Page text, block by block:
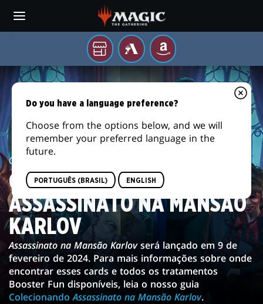
main
Sua
loja
local
MTG
ARENA
AMAZON
GALERIA
DE
IMAGENS
DE
ASSASSINATO
NA
MANSÃO
KARLOV
Card Image Gallery /
GALERIA DE IMAGENS DE
ASSASSINATO NA MANSÃO
KARLOV
Assassinato na Mansão Karlovserá lançado em 9 de
fevereiro de 2024. Para mais informações sobre onde
encontrar esses cards e todos os tratamentos
Booster Fun disponíveis, leia o nosso guia
ColecionandoAssassinato na Mansão Karlov.
Do you have a language preference?
Choose from the options below, and we will
remember your preferred language in the
future.
PORTUGUÊS (BRASIL) ENGLISH